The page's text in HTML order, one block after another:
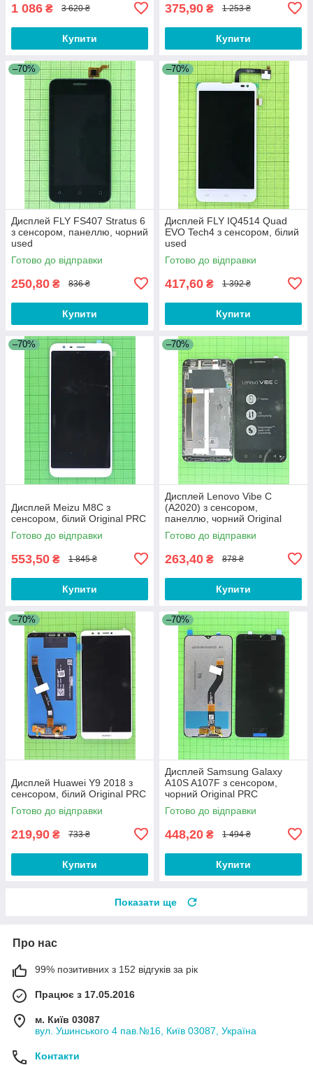
1 086 ₴ 3 620 ₴
Купити
375,90 ₴ 1 253 ₴
Купити
–70%
Дисплей FLY FS407 Stratus 6
з сенсором, панеллю, чорний
used
Готово до відправки
250,80 ₴ 836 ₴
Купити
–70%
Дисплей FLY IQ4514 Quad
EVO Tech4 з сенсором, білий
used
Готово до відправки
417,60 ₴ 1 392 ₴
Купити
–70%
Дисплей Meizu M8C з
сенсором, білий Original PRC
Готово до відправки
553,50 ₴ 1 845 ₴
Купити
–70%
Дисплей Lenovo Vibe C
(A2020) з сенсором,
панеллю, чорний Original
PRC
Готово до відправки
263,40 ₴ 878 ₴
Купити
–70%
Дисплей Huawei Y9 2018 з
сенсором, білий Original PRC
Готово до відправки
219,90 ₴ 733 ₴
Купити
–70%
Дисплей Samsung Galaxy
A10S A107F з сенсором,
чорний Original PRC
Готово до відправки
448,20 ₴ 1 494 ₴
Купити
Показати ще
Про нас
99% позитивних з 152 відгуків за рік
Працює з 17.05.2016
м. Київ 03087
вул. Ушинського 4 пав.№16, Київ 03087, Україна
Контакти